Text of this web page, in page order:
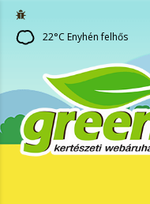
22°C Enyhén felhős